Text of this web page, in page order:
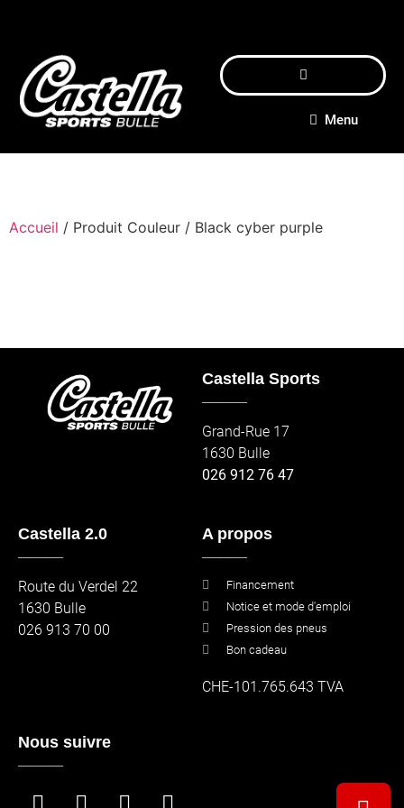
Menu
Accueil / Produit Couleur / Black cyber purple
Castella Sports
Grand-Rue 17
1630 Bulle
026 912 76 47
Castella 2.0
Route du Verdel 22
1630 Bulle
026 913 70 00
A propos
Financement
Notice et mode d'emploi
Pression des pneus
Bon cadeau
CHE-101.765.643 TVA
Nous suivre